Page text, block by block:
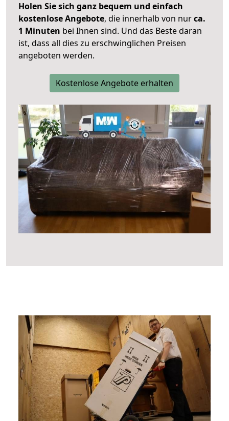
Holen Sie sich ganz bequem und einfach
kostenlose Angebote, die innerhalb von nurca.
1 Minuten bei Ihnen sind. Und das Beste daran
ist, dass all dies zu erschwinglichen Preisen
angeboten werden.
Kostenlose Angebote erhalten